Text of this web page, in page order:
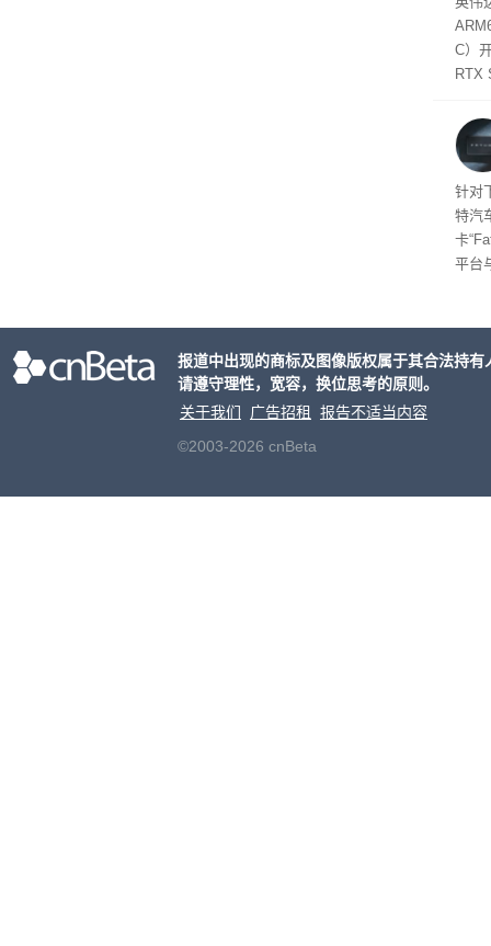
在线
件是
软件
态
C）
RTX
将
的技
起
针对
特汽
卡
平台
报道中出现的商标及图像版权属于其合法持
请遵守理性，宽容，换位思考的原则。
关于我们
广告招租
报告不适当内容
©2003-2026 cnBeta